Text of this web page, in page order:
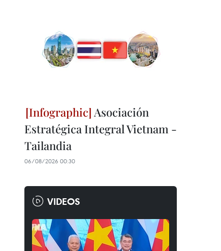
Asociación
Estratégica Integral Vietnam -
Tailandia
06/08/2026 00:30
VIDEOS